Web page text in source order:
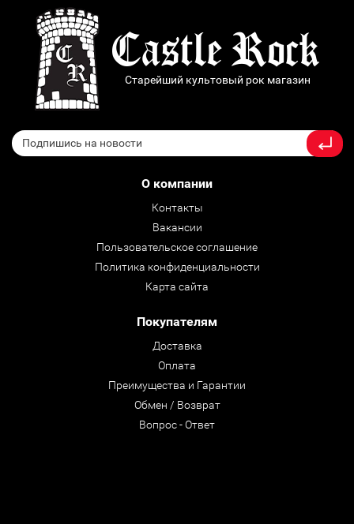
Старейший культовый рок магазин
О компании
Контакты
Вакансии
Пользовательское соглашение
Политика конфиденциальности
Карта сайта
Покупателям
Доставка
Оплата
Преимущества и Гарантии
Обмен / Возврат
Вопрос - Ответ